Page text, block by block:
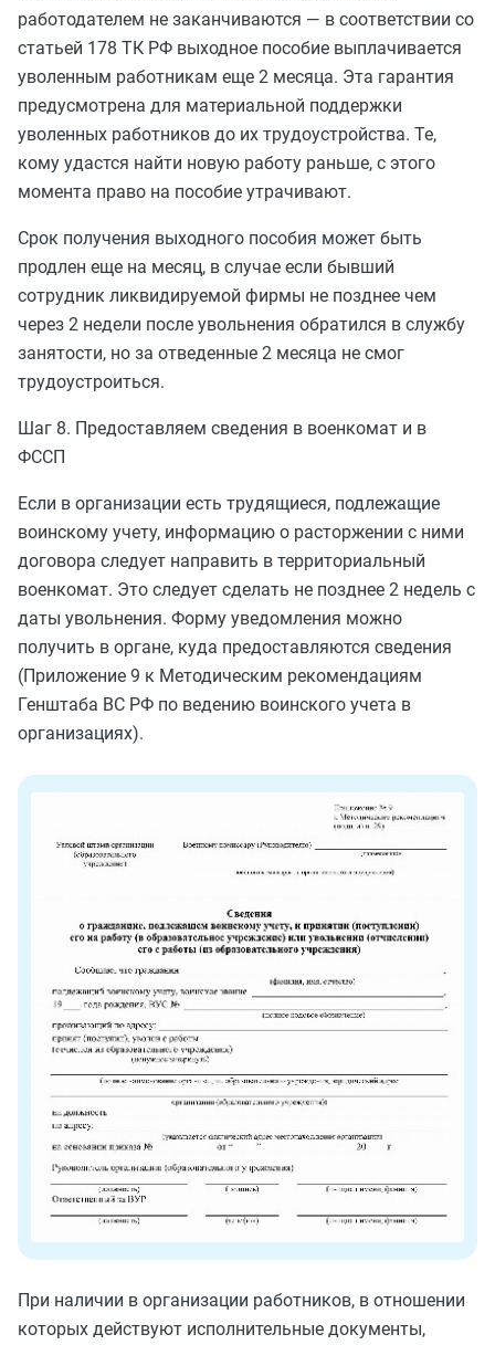
работодателем не заканчиваются — в соответствии со
статьей 178 ТК РФ выходное пособие выплачивается
уволенным работникам еще 2 месяца. Эта гарантия
предусмотрена для материальной поддержки
уволенных работников до их трудоустройства. Те,
кому удастся найти новую работу раньше, с этого
момента право на пособие утрачивают.
Срок получения выходного пособия может быть
продлен еще на месяц, в случае если бывший
сотрудник ликвидируемой фирмы не позднее чем
через 2 недели после увольнения обратился в службу
занятости, но за отведенные 2 месяца не смог
трудоустроиться.
Шаг 8. Предоставляем сведения в военкомат и в
ФССП
Если в организации есть трудящиеся, подлежащие
воинскому учету, информацию о расторжении с ними
договора следует направить в территориальный
военкомат. Это следует сделать не позднее 2 недель с
даты увольнения. Форму уведомления можно
получить в органе, куда предоставляются сведения
(Приложение 9 к Методическим рекомендациям
Генштаба ВС РФ по ведению воинского учета в
организациях).
При наличии в организации работников, в отношении
которых действуют исполнительные документы,